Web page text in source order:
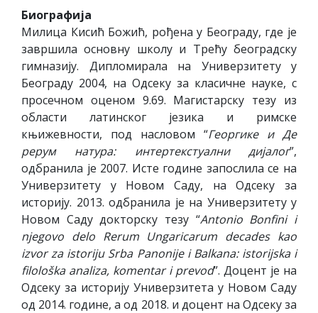
Биографија
Милица Кисић Божић, рођена у Београду, где је
завршила основну школу и Трећу београдску
гимназију. Дипломирала на Универзитету у
Београду 2004, на Одсеку за класичне науке, с
просечном оценом 9.69. Магистарску тезу из
области латинског језика и римске
књижевности, под насловом “Георгике и Де
рерум натура: интертекстуални дијалог”,
одбранила је 2007. Исте године запослила се на
Универзитету у Новом Саду, на Одсеку за
историју. 2013. одбранила је на Универзитету у
Новом Саду докторску тезу “Antonio Bonfini i
njegovo delo Rerum Ungaricarum decades kao
izvor za istoriju Srba Panonije i Balkana: istorijska i
filološka analiza, komentar i prevod”. Доцент је на
Одсеку за историју Универзитета у Новом Саду
од 2014. године, а од 2018. и доцент на Одсеку за